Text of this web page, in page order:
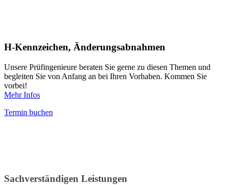
H-Kennzeichen, Änderungsabnahmen
Unsere Prüfingenieure beraten Sie gerne zu diesen Themen und
begleiten Sie von Anfang an bei Ihren Vorhaben. Kommen Sie
vorbei!
Mehr Infos
Termin buchen
Sachverständigen Leistungen